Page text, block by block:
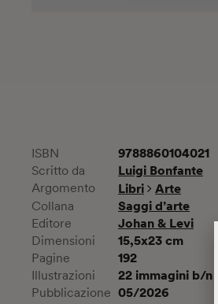
Scritto da Luigi Bonfante
Argomento Libri Arte
Collana Saggi d’arte
Editore Johan & Levi
Dimensioni 15,5x23 cm
Pagine 192
Illustrazioni 22 immagini b/n
Pubblicazione 05/2026
ISBN 9788860104021